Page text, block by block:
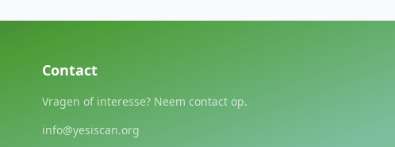
Contact
Vragen of interesse? Neem contact op.
info@yesiscan.org